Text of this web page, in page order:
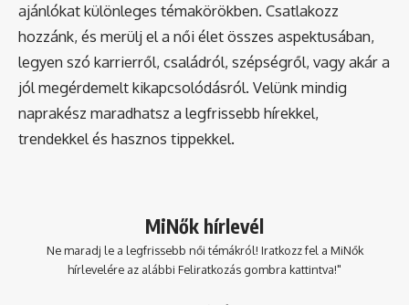
ajánlókat különleges témakörökben. Csatlakozz
hozzánk, és merülj el a női élet összes aspektusában,
legyen szó karrierről, családról, szépségről, vagy akár a
jól megérdemelt kikapcsolódásról. Velünk mindig
naprakész maradhatsz a legfrissebb hírekkel,
trendekkel és hasznos tippekkel.
MiNők hírlevél
Ne maradj le a legfrissebb női témákról! Iratkozz fel a MiNők
hírlevelére az alábbi Feliratkozás gombra kattintva!"